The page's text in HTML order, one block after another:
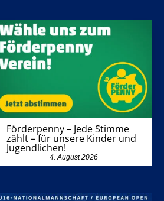
Förderpenny – Jede Stimme
zählt – für unsere Kinder und
Jugendlichen!
4. August 2026